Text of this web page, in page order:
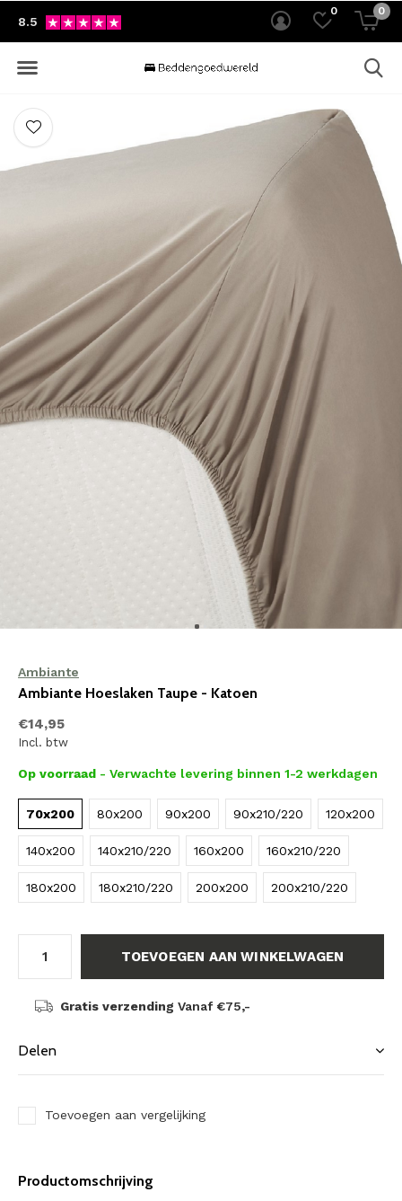
0 0
8.5
Ambiante
Ambiante Hoeslaken Taupe - Katoen
€14,95
Incl. btw
Op voorraad - Verwachte levering binnen 1-2 werkdagen
70x200 80x200 90x200 90x210/220 120x200
140x200 140x210/220 160x200 160x210/220
180x200 180x210/220 200x200 200x210/220
TOEVOEGEN AAN WINKELWAGEN
Gratis verzending Vanaf €75,-
Delen
Toevoegen aan vergelijking
Productomschrijving